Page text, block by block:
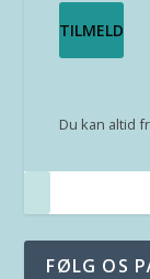
Du kan altid
FØLG OS